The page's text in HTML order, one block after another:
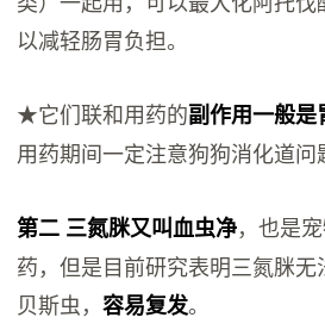
以减轻肠胃负担。
★它们联和用药的副作用一般是
用药期间一定注意狗狗消化道问
第二 三氮脒又叫血虫净，也是
药，但是目前研究表明三氮脒
贝斯虫，容易复发。